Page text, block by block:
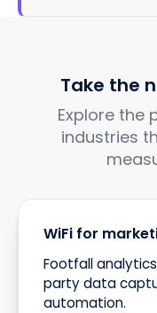
Take the
Explore the
industries
WiFi for
Footfall
party data
automation.